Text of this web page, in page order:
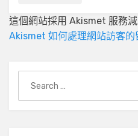
這個網站採用 Akismet 服務減
Akismet 如何處理網站訪客的
for: